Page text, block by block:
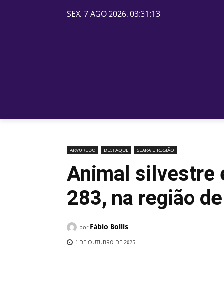
SEX, 7 AGO 2026, 03:31:13
ARVOREDO DESTAQUE SEARA E REGIÃO
Animal silvestre
283, na região
por Fábio Bollis
1 DE OUTUBRO DE 2025